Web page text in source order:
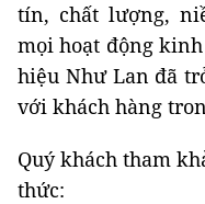
tín, chất lượng,
mọi hoạt động
hiệu Như Lan đã
với khách hàng
Quý khách tham
thức: